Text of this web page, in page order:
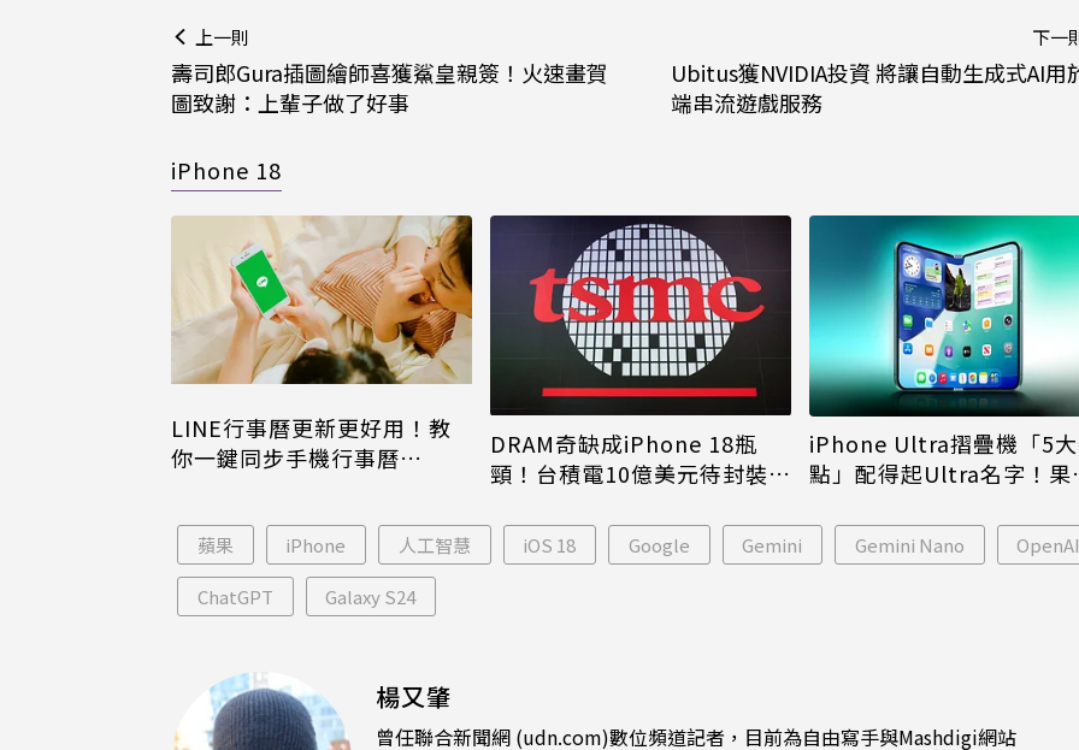
上一則
壽司郎Gura插圖繪師喜獲鯊皇親簽！火速畫賀
圖致謝：上輩子做了好事
下一
Ubitus獲NVIDIA投資 將讓自動生成式AI用
端串流遊戲服務
iPhone 18
LINE行事曆更新更好用！教
你一鍵同步手機行事曆
DRAM奇缺成iPhone 18瓶
頸！台積電10億美元待封裝晶
iPhone Ultra摺疊機「5
點」配得起Ultra名字！果
蘋果 iPhone 人工智慧 iOS 18 Google Gemini Gemini Nano OpenAI
ChatGPT Galaxy S24
楊又肇
曾任聯合新聞網 (udn.com)數位頻道記者，目前為自由寫手與Mashdigi網站